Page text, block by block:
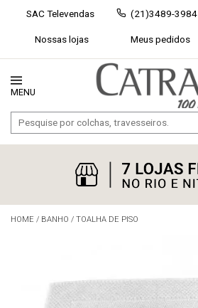
SAC Televendas (21)3489-3984
Nossas lojas
Meus pedidos
Exibir todos
HOME / BANHO / TOALHA DE PISO